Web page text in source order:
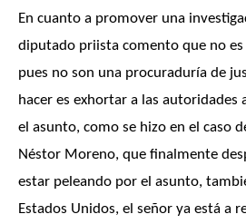
En cuanto a promover una
diputado priista comento que no
pues no son una procuraduría de
hacer es exhortar a las autoridades
el asunto, como se hizo en el caso
Néstor Moreno, que finalmente
estar peleando por el asunto,
Estados Unidos, el señor ya está a